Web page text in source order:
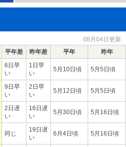
08月04日更新
平年差 昨年差 平年 昨年
6日早
い
1日早
い
5月10日頃 5月5日頃
9日早
い
2日早
い
5月12日頃 5月5日頃
2日遅
い
16日遅
い
5月30日頃 5月16日頃
同じ
19日遅
い
6月4日頃 5月16日頃